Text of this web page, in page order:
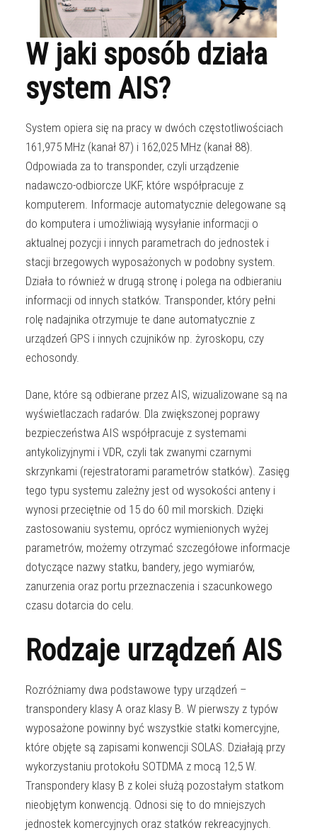
W jaki sposób działa
system AIS?
System opiera się na pracy w dwóch częstotliwościach
161,975 MHz (kanał 87) i 162,025 MHz (kanał 88).
Odpowiada za to transponder, czyli urządzenie
nadawczo-odbiorcze UKF, które współpracuje z
komputerem. Informacje automatycznie delegowane są
do komputera i umożliwiają wysyłanie informacji o
aktualnej pozycji i innych parametrach do jednostek i
stacji brzegowych wyposażonych w podobny system.
Działa to również w drugą stronę i polega na odbieraniu
informacji od innych statków. Transponder, który pełni
rolę nadajnika otrzymuje te dane automatycznie z
urządzeń GPS i innych czujników np. żyroskopu, czy
echosondy.
Dane, które są odbierane przez AIS, wizualizowane są na
wyświetlaczach radarów. Dla zwiększonej poprawy
bezpieczeństwa AIS współpracuje z systemami
antykolizyjnymi i VDR, czyli tak zwanymi czarnymi
skrzynkami (rejestratorami parametrów statków). Zasięg
tego typu systemu zależny jest od wysokości anteny i
wynosi przeciętnie od 15 do 60 mil morskich. Dzięki
zastosowaniu systemu, oprócz wymienionych wyżej
parametrów, możemy otrzymać szczegółowe informacje
dotyczące nazwy statku, bandery, jego wymiarów,
zanurzenia oraz portu przeznaczenia i szacunkowego
czasu dotarcia do celu.
Rodzaje urządzeń AIS
Rozróżniamy dwa podstawowe typy urządzeń –
transpondery klasy A oraz klasy B. W pierwszy z typów
wyposażone powinny być wszystkie statki komercyjne,
które objęte są zapisami konwencji SOLAS. Działają przy
wykorzystaniu protokołu SOTDMA z mocą 12,5 W.
Transpondery klasy B z kolei służą pozostałym statkom
nieobjętym konwencją. Odnosi się to do mniejszych
jednostek komercyjnych oraz statków rekreacyjnych.